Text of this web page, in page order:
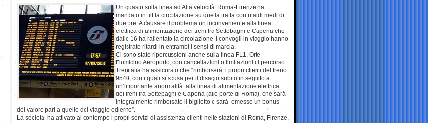
Un guasto sulla linea ad Alta velocità Roma-Firenze ha
mandato in tilt la circolazione su quella tratta con ritardi medi di
due ore. A causare il problema un inconveniente alla linea
elettrica di alimentazione dei treni fra Settebagni e Capena che
dalle 16 ha rallentato la circolazione. I convogli in viaggio hanno
registrato ritardi in entrambi i sensi di marcia.
Ci sono state ripercussioni anche sulla linea FL1, Orte —
Fiumicino Aeroporto, con cancellazioni o limitazioni di percorso.
Trenitalia ha assicurato che “rimborserà i propri clienti del treno
9540, con i quali si scusa per il disagio subito in seguito a
un’importante anormalità alla linea di alimentazione elettrica
dei treni fra Settebagni e Capena (alle porte di Roma), che sarà
integralmente rimborsato il biglietto e sarà emesso un bonus
del valore pari a quello del viaggio odierno”.
La società ha attivato al contempo i propri servizi di assistenza clienti nelle stazioni di Roma, Firenze,